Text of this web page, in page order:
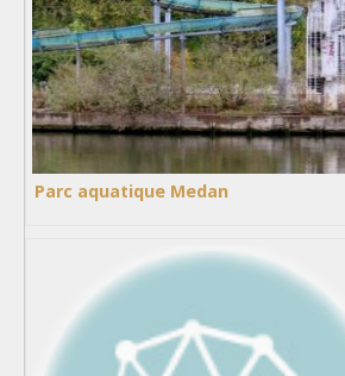
Parc aquatique Medan